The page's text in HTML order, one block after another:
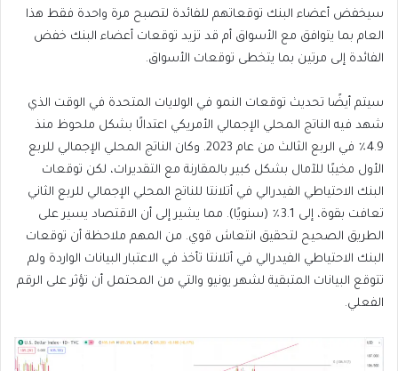
سيخفض أعضاء البنك توقعاتهم للفائدة لتصبح مرة واحدة فقط هذا
العام بما يتوافق مع الأسواق أم قد تزيد توقعات أعضاء البنك خفض
الفائدة إلى مرتين بما يتخطى توقعات الأسواق.
سيتم أيضًا تحديث توقعات النمو في الولايات المتحدة في الوقت الذي
شهد فيه الناتج المحلي الإجمالي الأمريكي اعتدالًا بشكل ملحوظ منذ
4.9٪ في الربع الثالث من عام 2023. وكان الناتج المحلي الإجمالي للربع
الأول مخيبًا للآمال بشكل كبير بالمقارنة مع التقديرات، لكن توقعات
البنك الاحتياطي الفيدرالي في أتلانتا للناتج المحلي الإجمالي للربع الثاني
تعافت بقوة، إلى 3.1٪ (سنويًا). مما يشير إلى أن الاقتصاد يسير على
الطريق الصحيح لتحقيق انتعاش قوي. من المهم ملاحظة أن توقعات
البنك الاحتياطي الفيدرالي في أتلانتا تأخذ في الاعتبار البيانات الواردة ولم
تتوقع البيانات المتبقية لشهر يونيو والتي من المحتمل أن تؤثر على الرقم
الفعلي.